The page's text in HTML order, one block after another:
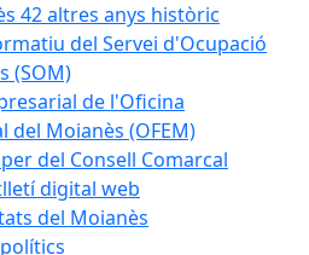
42 altres anys històric
del Servei d'Ocupació
(SOM)
de l'Oficina
del Moianès (OFEM)
del Consell Comarcal
digital web
del Moianès